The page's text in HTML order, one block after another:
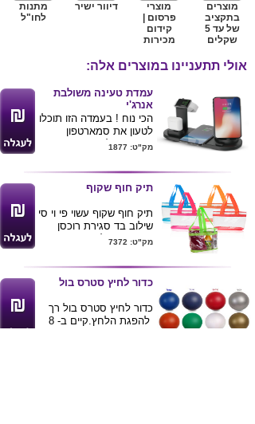
מוצרים
בתקציב
של עד 5
שקלים
מוצרי
פרסום |
קידום
מכירות
דיוור ישיר
מתנות
לחו"ל
אולי תתעניינו במוצרים אלה:
עמדת טעינה משולבת
אנרג'י
הכי נוח ! בעמדה הזו תוכלו
לטעון את סמארטפון
בטעינה אלחוטית או
ואת השעון החכם שלכם .
מידות : 23X9X12 ס"מ
מגיע בצבעים שחור ולבן
ניתן להדפיס לוגו ע"ג
המוצר
מק"ט: 1877
תיק חוף שקוף
תיק חוף שקוף עשוי פי וי סי
שילוב בד סגירת רוכסן
פרקטי נוח לשטיפה
צבעים שקוף שילוב-
כתום.כחול.ירוק.
מק"ט: 7372
כדור לחיץ סטרס בול
כדור לחיץ סטרס בול רך
להפגת הלחץ.קיים ב- 8